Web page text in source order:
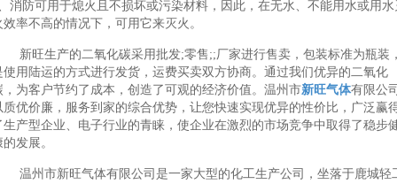
消防可用于熄火且不损坏或污染材料，因此，在无水、不能用水或用水
效率不高的情况下，可用它来灭火。
新旺生产的二氧化碳采用批发;零售;;厂家进行售卖，包装标准为瓶装
使用陆运的方式进行发货，运费买卖双方协商。通过我们优异的二氧化
，为客户节约了成本，创造了可观的经济价值。温州市新旺气体有限公
质优价廉，服务到家的综合优势，让您快速实现优异的性价比，广泛赢
生产型企业、电子行业的青睐，使企业在激烈的市场竞争中取得了稳步
发展。
温州市新旺气体有限公司是一家大型的化工生产公司，坐落于鹿城轻